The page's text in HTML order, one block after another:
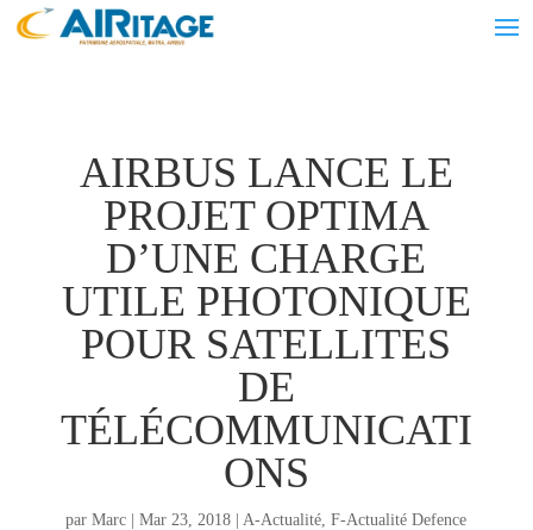
AIRBUS LANCE LE
PROJET OPTIMA
D’UNE CHARGE
UTILE PHOTONIQUE
POUR SATELLITES
DE
TÉLÉCOMMUNICATI
ONS
parMarc |Mar 23, 2018 |A-Actualité,F-Actualité Defence